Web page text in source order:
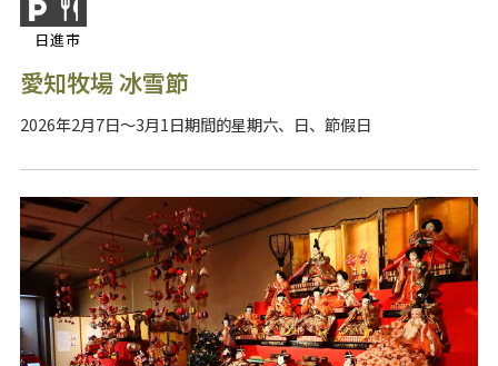
日進市
愛知牧場 冰雪節
2026年2月7日～3月1日期間的星期六、日、節假日